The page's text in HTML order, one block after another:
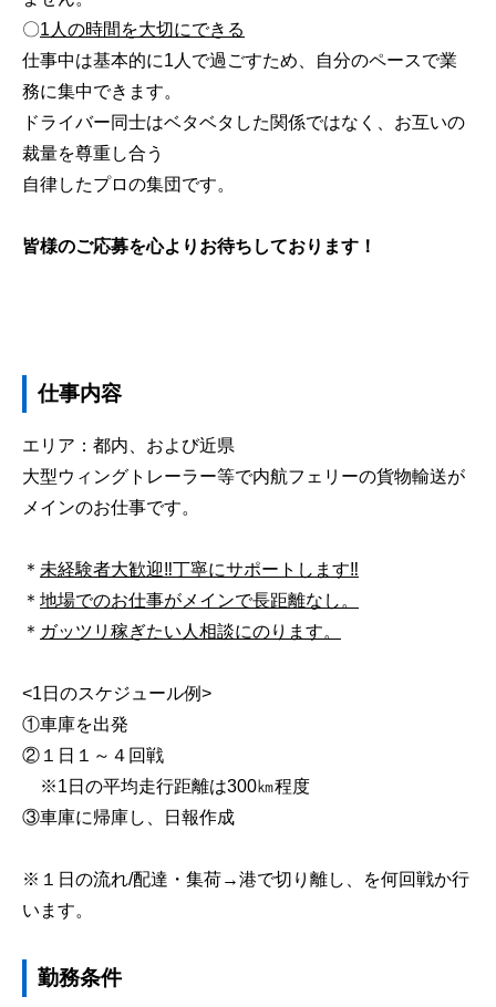
〇1人の時間を大切にできる
仕事中は基本的に1人で過ごすため、自分のペースで業
務に集中できます。
ドライバー同士はベタベタした関係ではなく、お互いの
裁量を尊重し合う
自律したプロの集団です。
皆様のご応募を心よりお待ちしております！
仕事内容
エリア：都内、および近県
大型ウィングトレーラー等で内航フェリーの貨物輸送が
メインのお仕事です。
＊ 未経験者大歓迎‼丁寧にサポートします‼
＊ 地場でのお仕事がメインで長距離なし。
＊ ガッツリ稼ぎたい人相談にのります。
<1日のスケジュール例>
①車庫を出発
②１日１～４回戦
※1日の平均走行距離は300㎞程度
③車庫に帰庫し、日報作成
※１日の流れ/配達・集荷→港で切り離し、を何回戦か行
います。
勤務条件